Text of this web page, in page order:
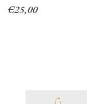
Regular
price
€25,00€25,00